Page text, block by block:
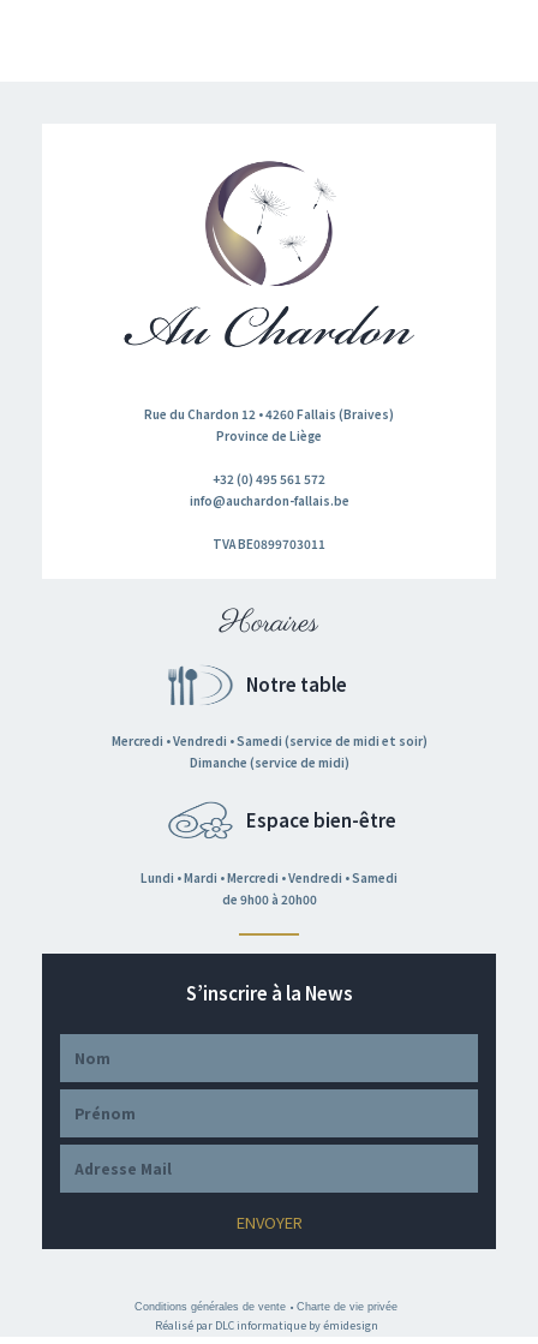
Rue du Chardon 12 • 4260 Fallais (Braives)
Province de Liège
+32 (0) 495 561 572
info@auchardon-fallais.be
TVA BE0899703011
Horaires
Notre table
Mercredi • Vendredi • Samedi (service de midi et soir)
Dimanche (service de midi)
Espace bien-être
Lundi • Mardi • Mercredi • Vendredi • Samedi
de 9h00 à 20h00
S’inscrire à la News
ENVOYER
Conditions générales de vente • Charte de vie privée
Réalisé par DLC informatique by émidesign